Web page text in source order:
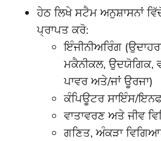
ਹੇਠ ਲਿਖੇ ਸਟੈਮ ਅਨੁਸ਼ਾਸਨਾਂ
ਪ੍ਰਾਪਤ ਕਰੋ:
ਇੰਜੀਨੀਅਰਿੰਗ
ਮਕੈਨੀਕਲ, ਉਦਯੋਗਿਕ,
ਪਾਵਰ ਅਤੇ/ਜਾਂ ਊਰਜਾ)
ਕੰਪਿਊਟਰ ਸਾਇੰਸ/
ਵਾਤਾਵਰਣ ਅਤੇ ਜੀਵ
ਗਣਿਤ, ਅੰਕੜਾ